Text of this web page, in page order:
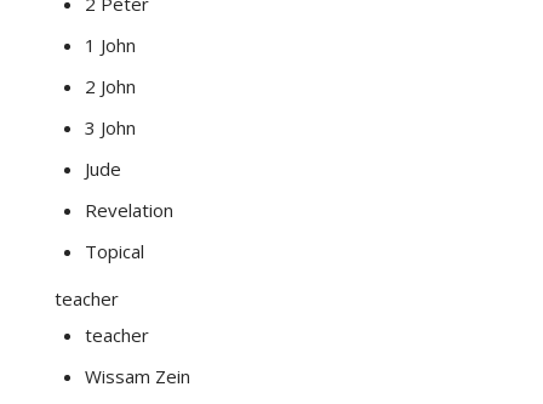
1 John
2 John
3 John
Jude
Revelation
Topical
teacher
teacher
Wissam Zein